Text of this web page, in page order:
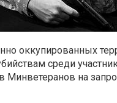
оккупированных
среди
на